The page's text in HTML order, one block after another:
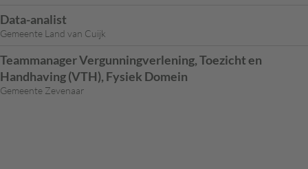
Data-analist
Gemeente Land van Cuijk
Teammanager Vergunningverlening, Toezicht en
Handhaving (VTH), Fysiek Domein
Gemeente Zevenaar